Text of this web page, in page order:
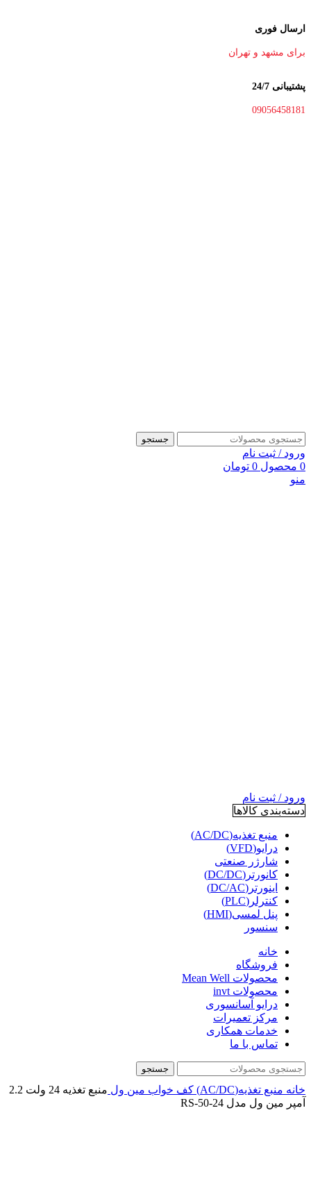
ارسال فوری
برای مشهد و تهران
پشتیبانی 24/7
09056458181
جستجو
ورود / ثبت نام
0 محصول 0 تومان
منو
ورود / ثبت نام
دسته‌بندی کالاها
منبع تغذیه(AC/DC)
درایو(VFD)
شارژر صنعتی
کانورتر(DC/DC)
اینورتر(DC/AC)
کنترلر(PLC)
پنل لمسی(HMI)
سنسور
خانه
فروشگاه
محصولات Mean Well
محصولات invt
درایو آسانسوری
مرکز تعمیرات
خدمات همکاری
تماس با ما
جستجو
خانه منبع تغذیه(AC/DC) کف خواب مین ول
منبع تغذیه 24 ولت 2.2
آمپر مین ول مدل RS-50-24